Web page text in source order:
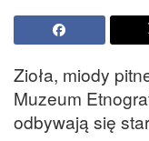
Zioła, miody
Muzeum
odbywają się